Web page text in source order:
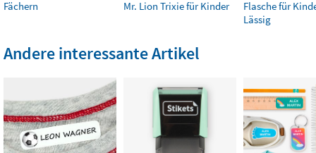
Fächern
Mr. Lion Trixie für Kinder
Flasche für
Lässig
Andere interessante Artikel